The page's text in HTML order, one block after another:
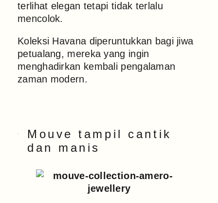
terlihat elegan tetapi tidak terlalu
mencolok.
Koleksi Havana diperuntukkan bagi jiwa
petualang, mereka yang ingin
menghadirkan kembali pengalaman
zaman modern.
Mouve tampil cantik
dan manis